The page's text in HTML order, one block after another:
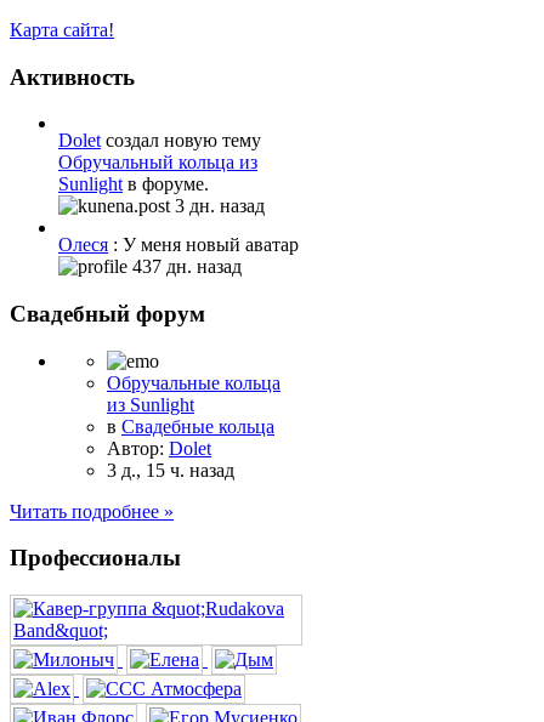
Карта сайта!
Активность
Dolet создал новую тему
Обручальный кольца из
Sunlight в форуме.
3 дн. назад
Олеся : У меня новый аватар
437 дн. назад
Свадебный форум
Обручальные кольца
из Sunlight
в Свадебные кольца
Автор: Dolet
3 д., 15 ч. назад
Читать подробнее »
Профессионалы